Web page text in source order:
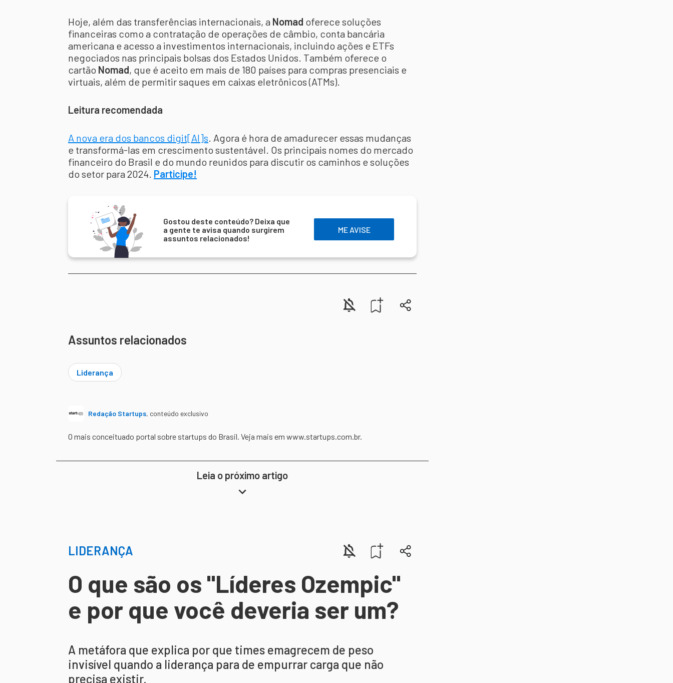
Hoje, além das transferências internacionais, a Nomad oferece soluções
financeiras como a contratação de operações de câmbio, conta bancária
americana e acesso a investimentos internacionais, incluindo ações e ETFs
negociados nas principais bolsas dos Estados Unidos. Também oferece o
cartão Nomad, que é aceito em mais de 180 países para compras presenciais e
virtuais, além de permitir saques em caixas eletrônicos (ATMs).
Leitura recomendada
A nova era dos bancos digit[AI]s. Agora é hora de amadurecer essas mudanças
e transformá-las em crescimento sustentável. Os principais nomes do mercado
financeiro do Brasil e do mundo reunidos para discutir os caminhos e soluções
do setor para 2024. Participe!
Gostou deste conteúdo? Deixa que
a gente te avisa quando surgirem
assuntos relacionados!
ME AVISE
Assuntos relacionados
Liderança
Redação Startups, conteúdo exclusivo
O mais conceituado portal sobre startups do Brasil. Veja mais em www.startups.com.br.
Leia o próximo artigo
LIDERANÇA
O que são os "Líderes Ozempic"
e por que você deveria ser um?
A metáfora que explica por que times emagrecem de peso
invisível quando a liderança para de empurrar carga que não
precisa existir.